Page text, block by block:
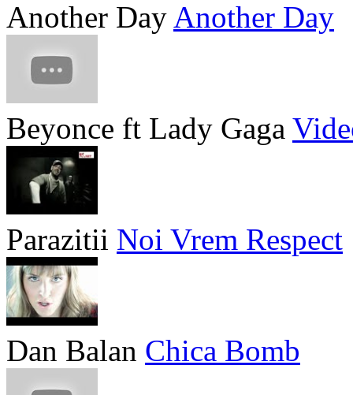
Another Day Another Day
Beyonce ft Lady Gaga
Parazitii Noi Vrem Respect
Dan Balan Chica Bomb